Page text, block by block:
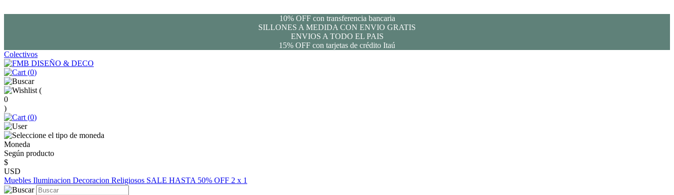
10% OFF con transferencia bancaria
SILLONES A MEDIDA CON ENVIO GRATIS
ENVIOS A TODO EL PAIS
15% OFF con tarjetas de crédito Itaú
Colectivos
(0)
(
0
)
(0)
Moneda
Según producto
$
USD
Muebles Iluminacion Decoracion Religiosos SALE HASTA 50% OFF 2 x 1